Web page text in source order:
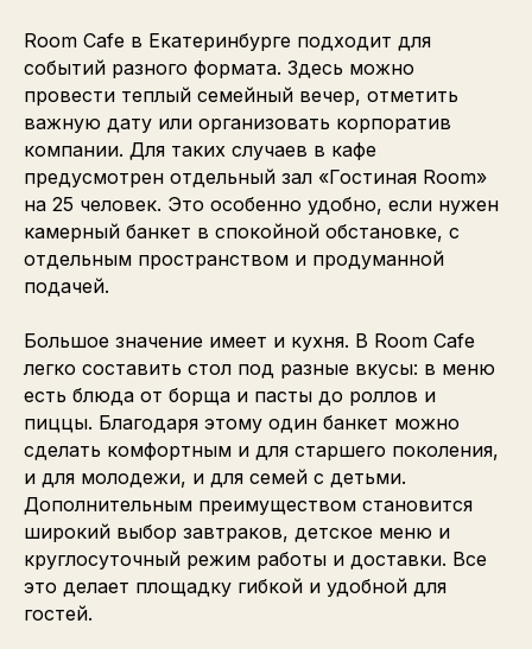
Room Cafe в Екатеринбурге подходит для
событий разного формата. Здесь можно
провести теплый семейный вечер, отметить
важную дату или организовать корпоратив
компании. Для таких случаев в кафе
предусмотрен отдельный зал «Гостиная Room»
на 25 человек. Это особенно удобно, если нужен
камерный банкет в спокойной обстановке, с
отдельным пространством и продуманной
подачей.
Большое значение имеет и кухня. В Room Cafe
легко составить стол под разные вкусы: в меню
есть блюда от борща и пасты до роллов и
пиццы. Благодаря этому один банкет можно
сделать комфортным и для старшего поколения,
и для молодежи, и для семей с детьми.
Дополнительным преимуществом становится
широкий выбор завтраков, детское меню и
круглосуточный режим работы и доставки. Все
это делает площадку гибкой и удобной для
гостей.